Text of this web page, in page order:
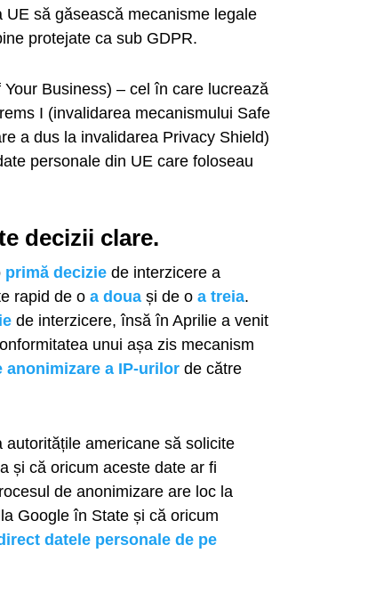
să găsească mecanisme legale
protejate ca sub GDPR.
Business) – cel în care lucrează
I (invalidarea mecanismului Safe
a dus la invalidarea Privacy Shield)
personale din UE care foloseau
decizii clare.
primă deciziede interzicere a
rapid de o a douași de o a treia.
de interzicere, însă în Aprilie a venit
unui așa zis mecanism
anonimizare a IP-urilorde către
americane să solicite
și că oricum aceste date ar fi
de anonimizare are loc la
Google în State și că oricum
datele personale de pe